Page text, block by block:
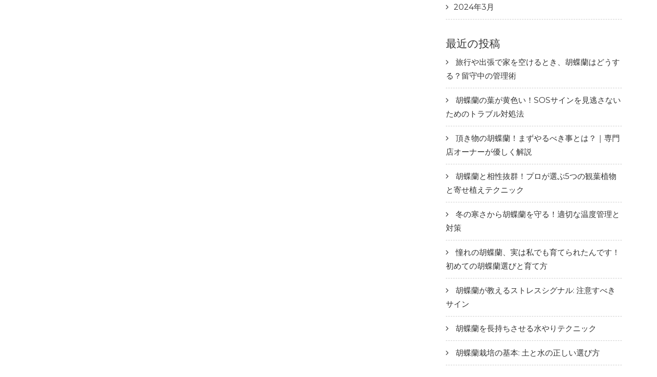
2024年3月
最近の投稿
旅行や出張で家を空けるとき、胡蝶蘭はどうす
る？留守中の管理術
胡蝶蘭の葉が黄色い！SOSサインを見逃さない
ためのトラブル対処法
頂き物の胡蝶蘭！まずやるべき事とは？｜専門
店オーナーが優しく解説
胡蝶蘭と相性抜群！プロが選ぶ5つの観葉植物
と寄せ植えテクニック
冬の寒さから胡蝶蘭を守る！適切な温度管理と
対策
憧れの胡蝶蘭、実は私でも育てられたんです！
初めての胡蝶蘭選びと育て方
胡蝶蘭が教えるストレスシグナル: 注意すべき
サイン
胡蝶蘭を長持ちさせる水やりテクニック
胡蝶蘭栽培の基本: 土と水の正しい選び方